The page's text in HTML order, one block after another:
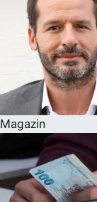
Magazin